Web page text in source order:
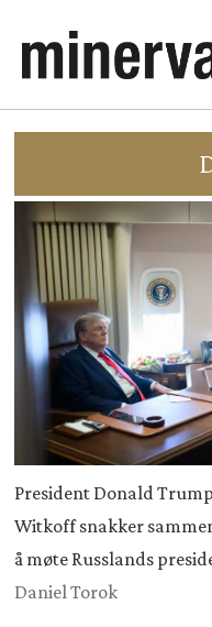
President Donald
Witkoff snakker
å møte Russlands
Daniel Torok